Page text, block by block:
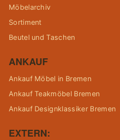
Möbelarchiv
Sortiment
Beutel und Taschen
ANKAUF
Ankauf Möbel in Bremen
Ankauf Teakmöbel Bremen
Ankauf Designklassiker Bremen
EXTERN: